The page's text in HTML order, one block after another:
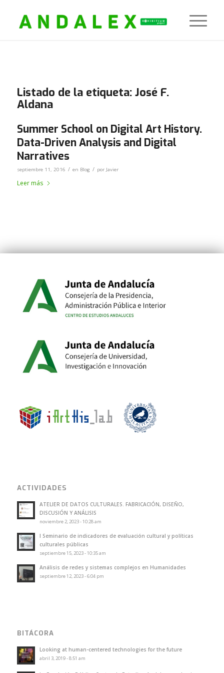
Listado de la etiqueta: José F.
Aldana
Summer School on Digital Art History.
Data-Driven Analysis and Digital
Narratives
septiembre 11, 2016 / en Blog / por Javier
Leer más
ACTIVIDADES
ATELIER DE DATOS CULTURALES. FABRICACIÓN, DISEÑO,
DISCUSIÓN Y ANÁLISIS
noviembre 2, 2023 - 10:28 am
I Seminario de indicadores de evaluación cultural y políticas
culturales públicas
septiembre 15, 2023 - 10:35 am
Análisis de redes y sistemas complejos en Humanidades
septiembre 12, 2023 - 6:04 pm
BITÁCORA
Looking at human-centered technologies for the future
abril 3, 2019 - 8:51 am